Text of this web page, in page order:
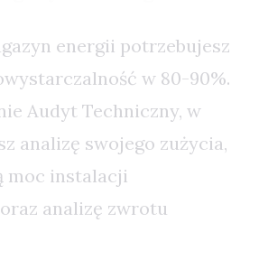
energii potrzebujesz
w 80-90%.
Audyt Techniczny, w
analizę swojego zużycia,
moc instalacji
analizę zwrotu